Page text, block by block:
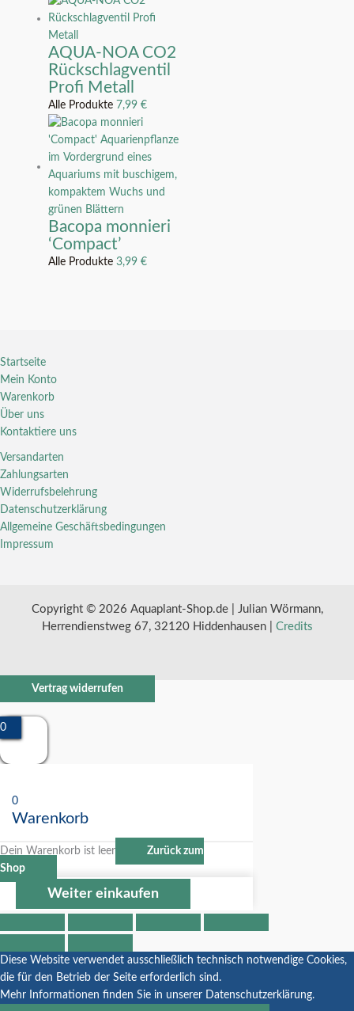
AQUA-NOA CO2
Rückschlagventil
Profi Metall
Alle Produkte 7,99€
Bacopa monnieri
‘Compact’
Alle Produkte3,99€
Startseite
Mein Konto
Warenkorb
Über uns
Kontaktiere uns
Versandarten
Zahlungsarten
Widerrufsbelehrung
Datenschutzerklärung
Allgemeine Geschäftsbedingungen
Impressum
Copyright © 2026 Aquaplant-Shop.de | Julian Wörmann,
Herrendienstweg 67, 32120 Hiddenhausen | Credits
Vertrag widerrufen
0
0
Warenkorb
Dein Warenkorb ist leer
Zurück zum
Shop
Weiter einkaufen
Diese Website verwendet ausschließlich technisch notwendige Cookies,
die für den Betrieb der Seite erforderlich sind.
Mehr Informationen finden Sie in unserer Datenschutzerklärung.